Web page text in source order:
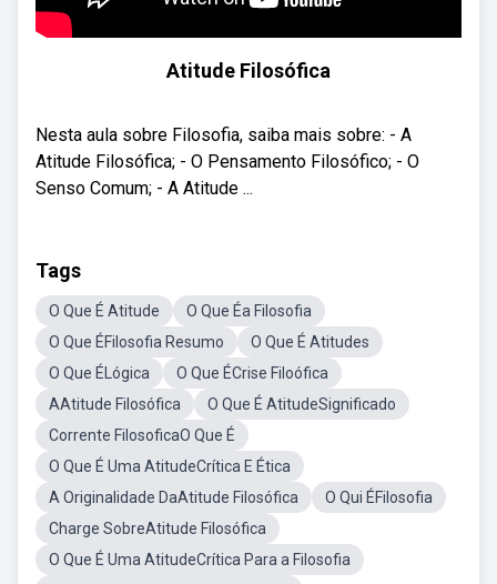
Atitude Filosófica
Nesta aula sobre Filosofia, saiba mais sobre: - A
Atitude Filosófica; - O Pensamento Filosófico; - O
Senso Comum; - A Atitude ...
Tags
O Que É Atitude
O Que Éa Filosofia
O Que ÉFilosofia Resumo
O Que É Atitudes
O Que ÉLógica
O Que ÉCrise Filoófica
AAtitude Filosófica
O Que É AtitudeSignificado
Corrente FilosoficaO Que É
O Que É Uma AtitudeCrítica E Ética
A Originalidade DaAtitude Filosófica
O Qui ÉFilosofia
Charge SobreAtitude Filosófica
O Que É Uma AtitudeCrítica Para a Filosofia